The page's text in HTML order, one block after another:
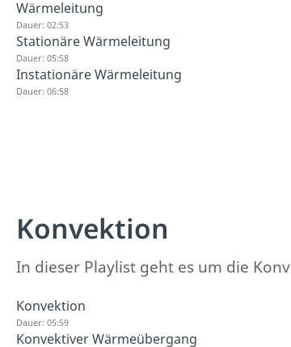
Wärmeleitung
Dauer: 02:53
Stationäre Wärmeleitung
Dauer: 05:58
Instationäre Wärmeleitung
Dauer: 06:58
Konvektion
In dieser Playlist geht es um die
Konvektion
Dauer: 05:59
Konvektiver Wärmeübergang